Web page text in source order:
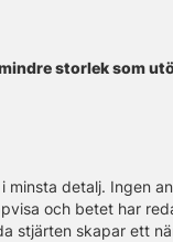
storlek som
detalj. Ingen
och betet har
stjärten skapar ett